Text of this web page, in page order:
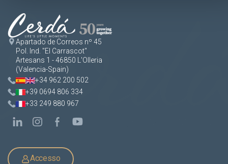
Apartado de Correos nº 45
Pol. Ind. "El Carrascot"
Artesans 1 - 46850 L'Olleria
(Valencia-Spain)
+34 962 200 502
+39 0694 806 334
+33 249 880 967
Accesso